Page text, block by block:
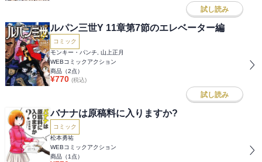
試し読み
ルパン三世Y 11章第7節のエレベーター編
コミック
モンキー・パンチ, 山上正月
WEBコミックアクション
商品（2点）
¥770 (税込)
試し読み
バナナは原稿料に入りますか?
コミック
松本勇祐
WEBコミックアクション
商品（1 点）